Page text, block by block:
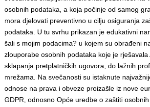
osobnih podataka, a koja počinje od samog
mora djelovati preventivno u cilju osiguranja
podataka. U tu svrhu prikazan je edukativni
šali s mojim podacima? u kojem su obrađeni
zlouporabe osobnih podataka koje je rješavala
sklapanja pretplatničkih ugovora, do lažnih
mrežama. Na svečanosti su istaknute
odnose na prava i obveze proizašle iz nove
GDPR, odnosno Opće uredbe o zaštiti